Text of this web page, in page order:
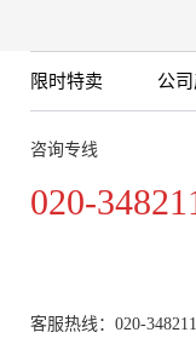
细胞
限时特卖 公
咨询专线
020-
客服热线：020-